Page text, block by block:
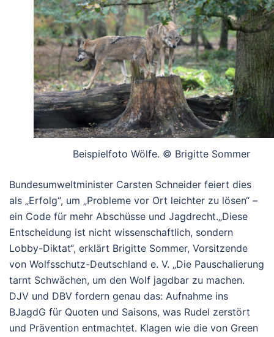
Beispielfoto Wölfe. © Brigitte Sommer
Bundesumweltminister Carsten Schneider feiert dies
als „Erfolg“, um „Probleme vor Ort leichter zu lösen“ –
ein Code für mehr Abschüsse und Jagdrecht.„Diese
Entscheidung ist nicht wissenschaftlich, sondern
Lobby-Diktat“, erklärt Brigitte Sommer, Vorsitzende
von Wolfsschutz-Deutschland e. V. „Die Pauschalierung
tarnt Schwächen, um den Wolf jagdbar zu machen.
DJV und DBV fordern genau das: Aufnahme ins
BJagdG für Quoten und Saisons, was Rudel zerstört
und Prävention entmachtet. Klagen wie die von Green